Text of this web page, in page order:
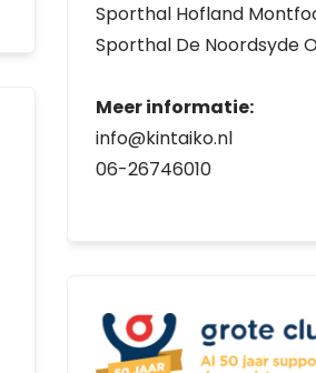
Sporthal Hofland
Sporthal De Noordsyde
Meer informatie:
info@kintaiko.nl
06-26746010